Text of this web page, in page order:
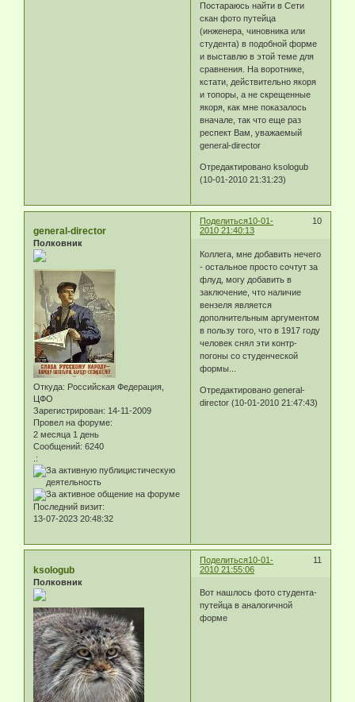
Постараюсь найти в Сети
скан фото путейца
(инженера, чиновника или
студента) в подобной форме
и выставлю в этой теме для
сравнения. На воротнике,
кстати, действительно якоря
и топоры, а не скрещенные
якоря, как мне показалось
вначале, так что еще раз
респект Вам, уважаемый
general-director
Отредактировано ksologub
(10-01-2010 21:31:23)
Поделиться 10
10-01-
2010 21:40:13
general-director
Полковник
Откуда: Российская Федерация,
ЦФО
Зарегистрирован: 14-11-2009
Провел на форуме:
2 месяца 1 день
Сообщений: 6240
.:
Последний визит:
13-07-2023 20:48:32
Коллега, мне добавить нечего
- остальное просто сочтут за
флуд, могу добавить в
заключение, что наличие
вензеля является
дополнительным аргументом
в пользу того, что в 1917 году
человек снял эти контр-
погоны со студенческой
формы...
Отредактировано general-
director (10-01-2010 21:47:43)
Поделиться 11
10-01-
2010 21:55:06
ksologub
Полковник
Вот нашлось фото студента-
путейца в аналогичной
форме